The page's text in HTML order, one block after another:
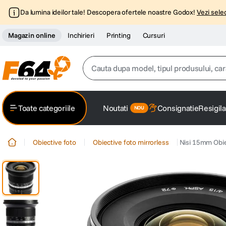
Da lumina ideilor tale! Descopera ofertele noastre Godox! Vezi
Magazin online Inchirieri Printing Cursuri
Cauta dupa model, tipul produsului,
2. trepied
4. peak design
canon sx740 hs
Toate categoriile Noutati Consignatie
Obiective foto Obiective foto mirrorless Nisi 15mm